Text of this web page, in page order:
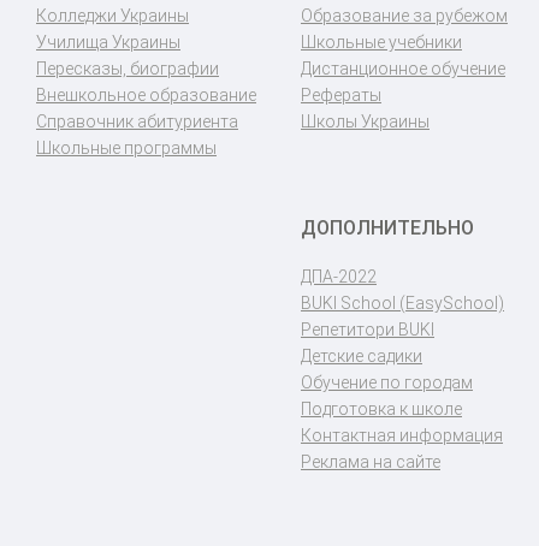
Колледжи Украины
Училища Украины
Пересказы, биографии
Внешкольное образование
Справочник абитуриента
Школьные программы
Образование за рубежом
Школьные учебники
Дистанционное обучение
Рефераты
Школы Украины
ДОПОЛНИТЕЛЬНО
ДПА-2022
BUKI School (EasySchool)
Репетитори BUKI
Детские садики
Обучение по городам
Подготовка к школе
Контактная информация
Реклама на сайте